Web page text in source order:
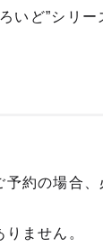
いど”シリ
約の場合、
ません。